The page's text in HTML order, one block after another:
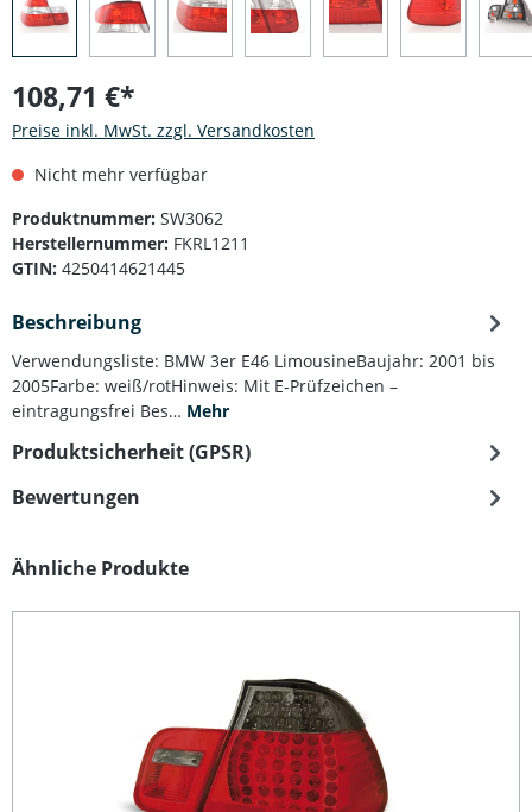
108,71 €*
Preise inkl. MwSt. zzgl. Versandkosten
Nicht mehr verfügbar
Produktnummer: SW3062
Herstellernummer: FKRL1211
GTIN: 4250414621445
Beschreibung
Verwendungsliste: BMW 3er E46 LimousineBaujahr: 2001 bis
2005Farbe: weiß/rotHinweis: Mit E-Prüfzeichen –
eintragungsfrei Bes… Mehr
Produktsicherheit (GPSR)
Bewertungen
Produktgalerie überspringen
Ähnliche Produkte